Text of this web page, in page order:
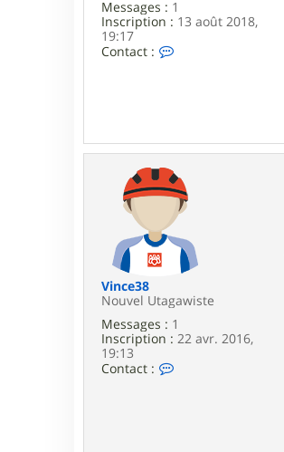
e
3
Messages : 1
Inscription : 13 août 2018,
19:17
Contact :
e
T
o
n
i
o
9
7
Vince38
Nouvel Utagawiste
Messages : 1
Inscription : 22 avr. 2016,
19:13
Contact :